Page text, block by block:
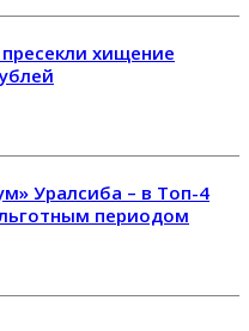
хищение
Уралсиба – в Топ-4
периодом